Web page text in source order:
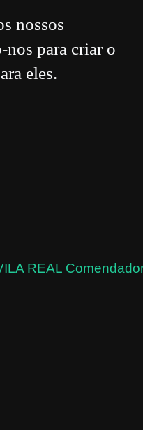
nossos
nos para criar o
eles.